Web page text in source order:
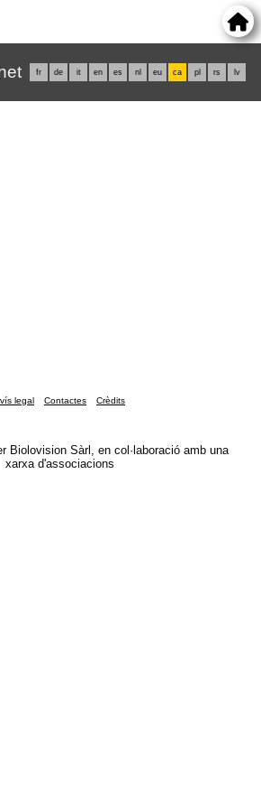
fr de it en es nl eu ca pl rs lv
legal Contactes Crèdits
Biolovision Sàrl, en col·laboració amb una
xarxa d'associacions